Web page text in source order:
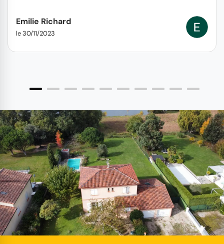
Emilie Richard
le 30/11/2023